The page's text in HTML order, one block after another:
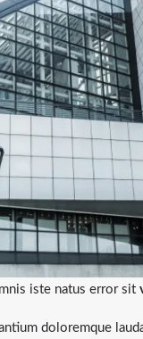
iste natus error sit
doloremque